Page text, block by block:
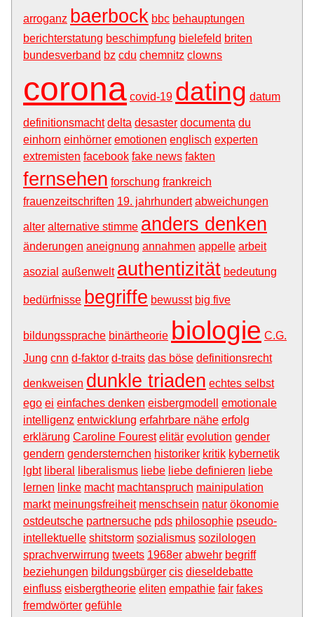
arroganz baerbock bbc behauptungen
berichterstatung beschimpfung bielefeld briten
bundesverband bz cdu chemnitz clowns
corona covid-19 dating datum
definitionsmacht delta desaster documenta du
einhorn einhörner emotionen englisch experten
extremisten facebook fake news fakten
fernsehen forschung frankreich
frauenzeitschriften 19. jahrhundert abweichungen
alter alternative stimme anders denken
änderungen aneignung annahmen appelle arbeit
asozial außenwelt authentizität bedeutung
bedürfnisse begriffe bewusst big five
bildungssprache binärtheorie biologie C.G.
Jung cnn d-faktor d-traits das böse definitionsrecht
denkweisen dunkle triaden echtes selbst
ego ei einfaches denken eisbergmodell
emotionale
intelligenz entwicklung erfahrbare nähe erfolg
erklärung Caroline Fourest elitär evolution gender
gendern gendersternchen historiker kritik kybernetik
lgbt liberal liberalismus liebe liebe definieren liebe
lernen linke macht machtanspruch mainipulation
markt meinungsfreiheit menschsein natur ökonomie
ostdeutsche partnersuche pds philosophie pseudo-
intellektuelle shitstorm sozialismus sozilologen
sprachverwirrung tweets 1968er abwehr begriff
beziehungen bildungsbürger cis dieseldebatte
einfluss eisbergtheorie eliten empathie fair fakes
fremdwörter gefühle